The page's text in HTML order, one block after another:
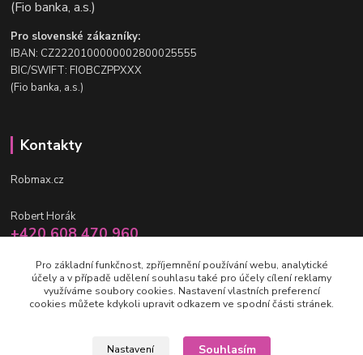
(Fio banka, a.s.)
Pro slovenské zákazníky:
IBAN: CZ2220100000002800025555
BIC/SWIFT: FIOBCZPPXXX
(Fio banka, a.s.)
Kontakty
Robmax.cz
Robert Horák
+420 608 470 960
info@robmax.cz
Pro základní funkčnost, zpříjemnění používání webu, analytické
účely a v případě udělení souhlasu také pro účely cílení reklamy
využíváme soubory cookies. Nastavení vlastních preferencí
cookies můžete kdykoli upravit odkazem ve spodní části stránek.
Nastavení Souhlasím